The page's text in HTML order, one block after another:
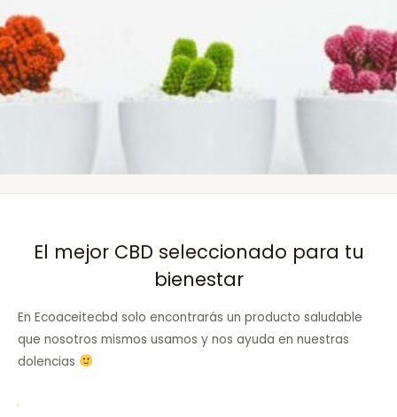
El mejor CBD seleccionado para tu
bienestar
En Ecoaceitecbd solo encontrarás un producto saludable
que nosotros mismos usamos y nos ayuda en nuestras
dolencias